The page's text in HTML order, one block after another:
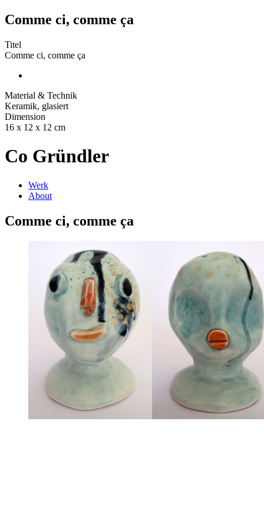
Comme ci, comme ça
Titel
Comme ci, comme ça
Material & Technik
Keramik, glasiert
Dimension
16 x 12 x 12 cm
Co Gründler
Werk
About
Comme ci, comme ça